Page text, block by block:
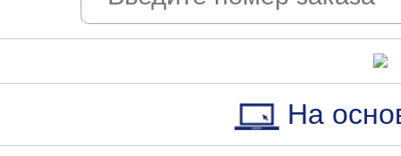
На